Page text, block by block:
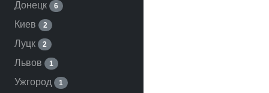
Донецк 6
Киев 2
Луцк 2
Львов 1
Ужгород 1